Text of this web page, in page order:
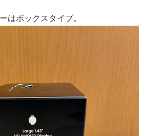
はボックスタイプ。